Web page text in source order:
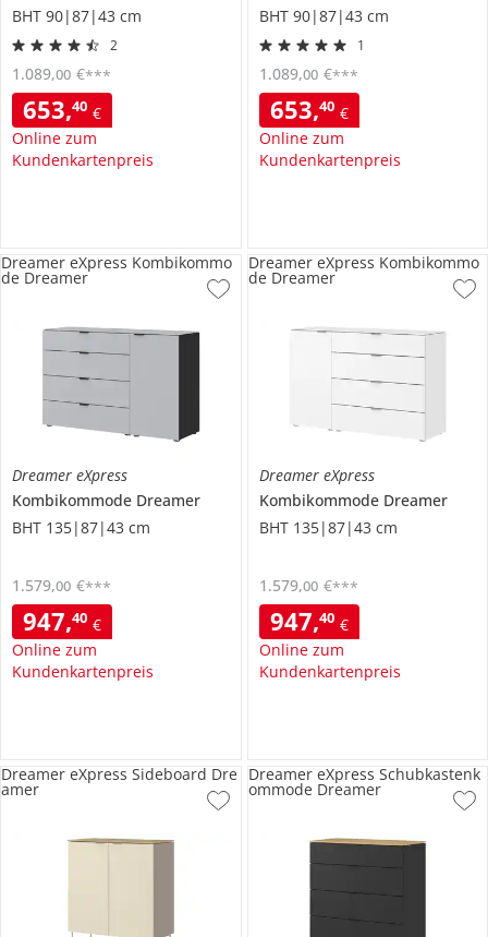
BHT 90|87|43 cm
2
653,40 €
Online zum
Kundenkartenpreis
1.089,00 €***
BHT 90|87|43 cm
1
653,40 €
Online zum
Kundenkartenpreis
1.089,00 €***
Dreamer eXpress
Kombikommode Dreamer
BHT 135|87|43 cm
947,40 €
Online zum
Kundenkartenpreis
1.579,00 €***
Dreamer eXpress Kombikommo
de Dreamer
Dreamer eXpress
Kombikommode Dreamer
BHT 135|87|43 cm
947,40 €
Online zum
Kundenkartenpreis
1.579,00 €***
Dreamer eXpress Kombikommo
de Dreamer
Dreamer eXpress Sideboard Dre
amer
Dreamer eXpress Schubkastenk
ommode Dreamer